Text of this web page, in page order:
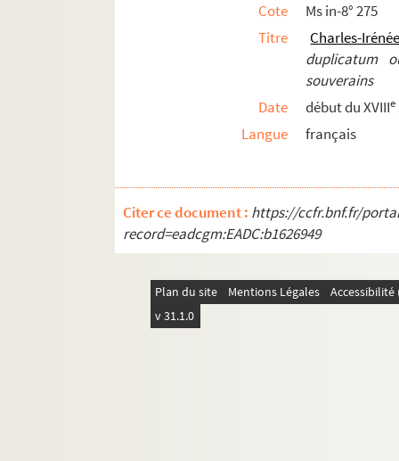
Cote
Ms in-8° 275
Titre
Charles-
duplicatum
souverains
Date
début du XVIIIe
Langue
français
Citer ce document : https://ccfr.bnf.fr/
record=eadcgm:EADC:b1626949
Plan du site Mentions Légales
v 31.1.0